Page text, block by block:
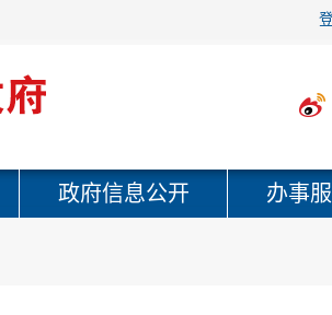
政府信息公开 办事